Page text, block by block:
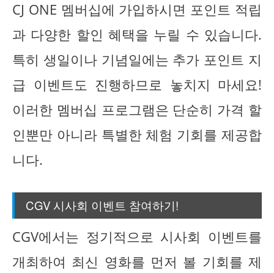
CJ ONE 멤버십에 가입하시면 포인트 적립
과 다양한 할인 혜택을 누릴 수 있습니다.
특히 생일이나 기념일에는 추가 포인트 지
급 이벤트도 진행하므로 놓치지 마세요!
이러한 멤버십 프로그램은 단순히 가격 할
인뿐만 아니라 특별한 체험 기회를 제공합
니다.
CGV 시사회 이벤트 참여하기!
CGV에서는 정기적으로 시사회 이벤트를
개최하여 최신 영화를 먼저 볼 기회를 제